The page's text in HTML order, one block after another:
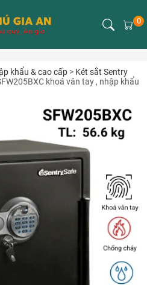
0
khẩu & cao cấp > Két sắt Sentry
khoá vân tay , nhập khẩu